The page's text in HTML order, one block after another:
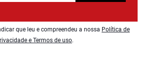
que leu e compreendeu a nossa Política de
e Termos de uso.